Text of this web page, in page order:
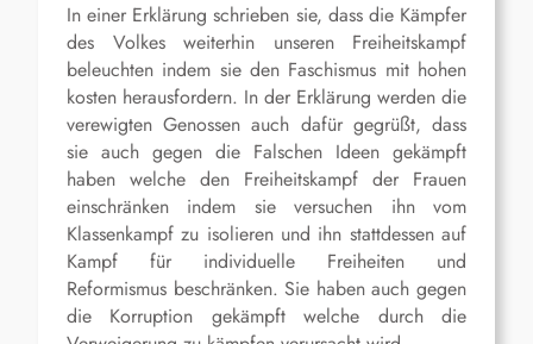
In einer Erklärung schrieben sie, dass die Kämpfer
des Volkes weiterhin unseren Freiheitskampf
beleuchten indem sie den Faschismus mit hohen
kosten herausfordern. In der Erklärung werden die
verewigten Genossen auch dafür gegrüßt, dass
sie auch gegen die Falschen Ideen gekämpft
haben welche den Freiheitskampf der Frauen
einschränken indem sie versuchen ihn vom
Klassenkampf zu isolieren und ihn stattdessen auf
Kampf für individuelle Freiheiten und
Reformismus beschränken. Sie haben auch gegen
die Korruption gekämpft welche durch die